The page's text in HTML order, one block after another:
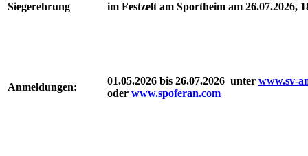
Siegerehrung im Festzelt am Sportheim am 26.07.2026,
Anmeldungen:
01.05.2026 bis 26.07.2026 unter www.sv-
oder www.spoferan.com